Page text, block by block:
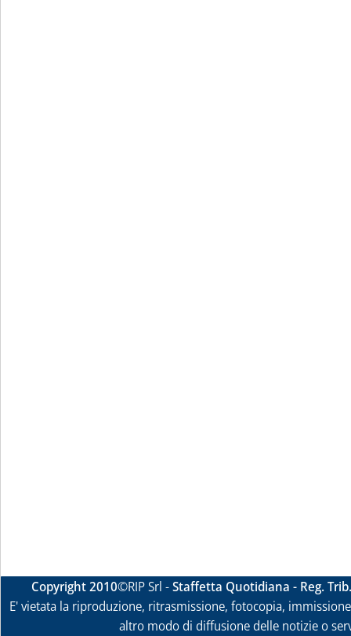
Copyright 2010©RIP Srl -Staffetta Quotidiana - Reg.
E' vietata la riproduzione, ritrasmissione, fotocopia,
altro modo di diffusione delle notizie o